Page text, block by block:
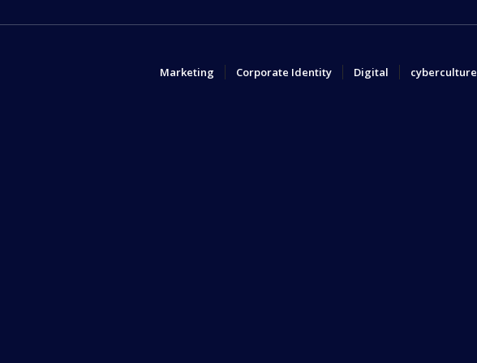
Marketing Corporate Identity Digital cyberculture